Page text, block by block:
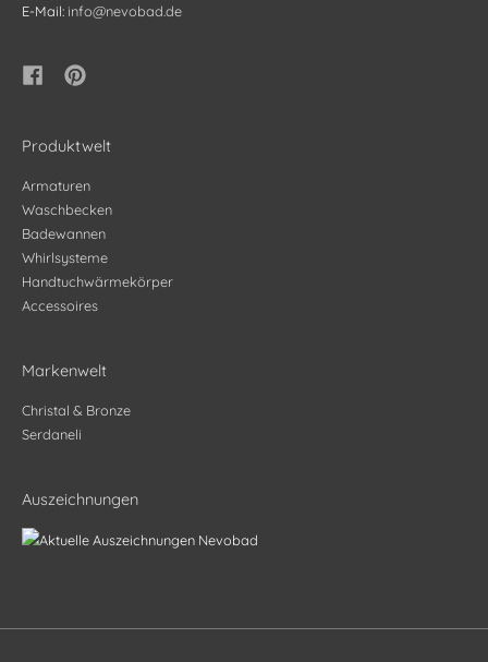
E-Mail: info@nevobad.de
Produktwelt
Armaturen
Waschbecken
Badewannen
Whirlsysteme
Handtuchwärmekörper
Accessoires
Markenwelt
Christal & Bronze
Serdaneli
Auszeichnungen